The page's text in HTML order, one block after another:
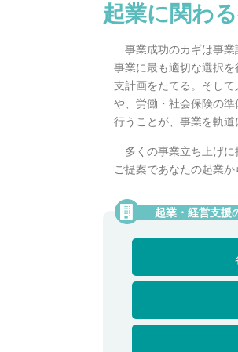
起業に関わ
事業成功のカギは事業
事業に最も適切な選択
支計画をたてる。そし
や、労働・社会保険の
行うことが、事業を軌道
多くの事業立ち上げ
ご提案であなたの起業